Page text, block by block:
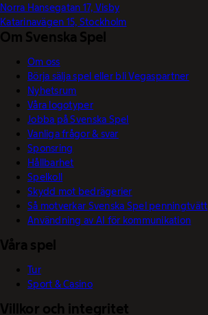
Norra Hansegatan 17, Visby
Katarinavägen 15, Stockholm
Om Svenska Spel
Om oss
Börja sälja spel eller bli Vegaspartner
Nyhetsrum
Våra logotyper
Jobba på Svenska Spel
Vanliga frågor & svar
Sponsring
Hållbarhet
Spelkoll
Skydd mot bedrägerier
Så motverkar Svenska Spel penningtvätt
Användning av AI för kommunikation
Våra spel
Tur
Sport & Casino
Villkor och integritet